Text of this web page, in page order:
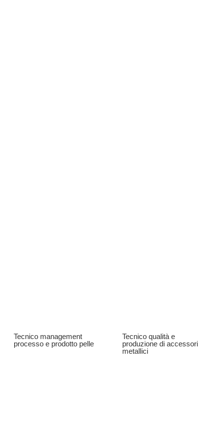
Tecnico management
processo e prodotto pelle
Tecnico qualità e
produzione di accessori
metallici